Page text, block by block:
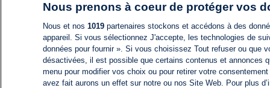
Nous prenons à coeur de protéger vos
Nous et nos 1019partenaires stockons et accédons à des
appareil. Si vous sélectionnez J'accepte, les technologies de
données pour fournir ». Si vous choisissez Tout refuser ou
désactivées, il est possible que certains contenus et annonces
menu pour modifier vos choix ou pour retirer votre
avez fait aurons un effet sur notre ou nos Site Web. Pour plus